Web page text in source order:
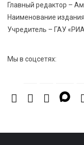
7 Авг 2026 13:02
Как уберечься от
Главный редактор –
Наименование
Учредитель – ГАУ
Мы в соцсетях: